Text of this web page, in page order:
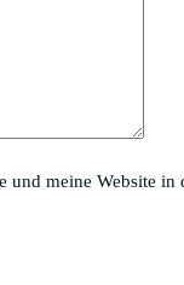
und meine Website